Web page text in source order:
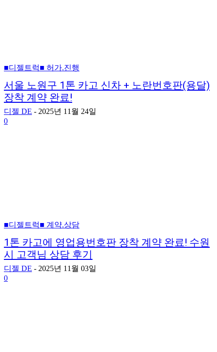
■디젤트럭■ 허가.진행
서울 노원구 1톤 카고 신차 + 노란번호판(용달)
장착 계약 완료!
디젤 DE - 2025년 11월 24일
0
■디젤트럭■ 계약.상담
1톤 카고에 영업용번호판 장착 계약 완료! 수원
시 고객님 상담 후기
디젤 DE - 2025년 11월 03일
0